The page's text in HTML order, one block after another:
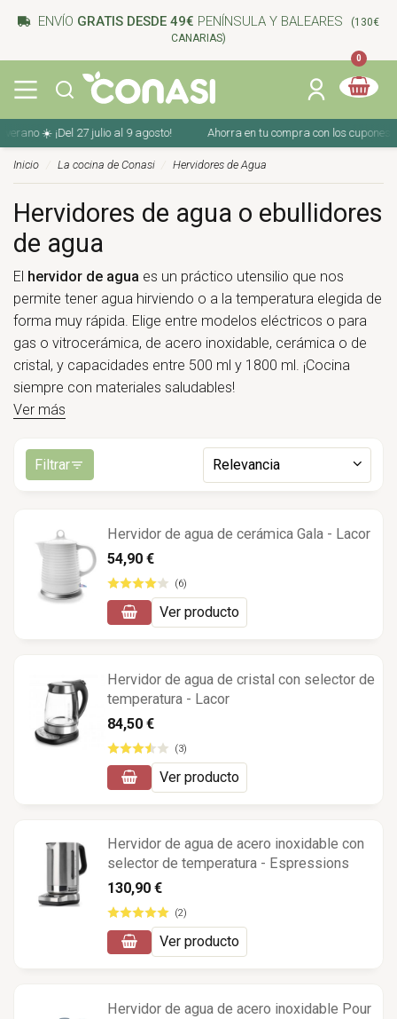
ENVÍO GRATIS DESDE 49€ PENÍNSULA Y BALEARES
(130€
CANARIAS)
0
☀️ ¡Del 27 julio al 9 agosto! Ahorra en tu compra con los cupones de
Inicio La cocina de Conasi Hervidores de Agua
Hervidores de agua o ebullidores
de agua
El hervidor de agua es un práctico utensilio que nos
permite tener agua hirviendo o a la temperatura elegida de
forma muy rápida. Elige entre modelos eléctricos o para
gas o vitrocerámica, de acero inoxidable, cerámica o de
cristal, y capacidades entre 500 ml y 1800 ml. ¡Cocina
siempre con materiales saludables!
Ver más
Filtrar Relevancia
Hervidor de agua de cerámica Gala - Lacor
54,90 €
(6)
Ver producto
Hervidor de agua de cristal con selector de
temperatura - Lacor
84,50 €
(3)
Ver producto
Hervidor de agua de acero inoxidable con
selector de temperatura - Espressions
130,90 €
(2)
Ver producto
Hervidor de agua de acero inoxidable Pour